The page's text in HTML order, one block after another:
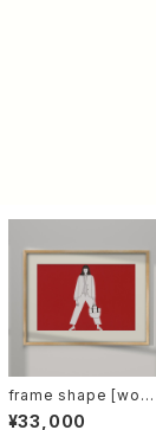
frame shape [woma
n]【原画】
¥33,000